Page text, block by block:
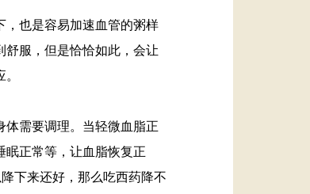
，也是容易加速血管的粥样
舒服，但是恰恰如此，会让
体需要调理。当轻微血脂正
眠正常等，让血脂恢复正
下来还好，那么吃西药降不